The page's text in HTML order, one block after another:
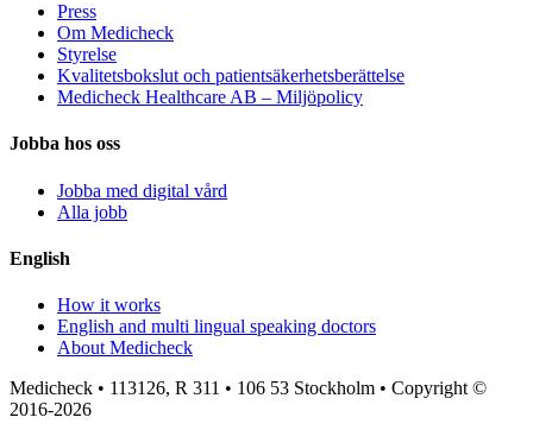
Press
Om Medicheck
Styrelse
Kvalitetsbokslut och patientsäkerhetsberättelse
Medicheck Healthcare AB – Miljöpolicy
Jobba hos oss
Jobba med digital vård
Alla jobb
English
How it works
English and multi lingual speaking doctors
About Medicheck
Medicheck • 113126, R 311 • 106 53 Stockholm • Copyright ©
2016-2026